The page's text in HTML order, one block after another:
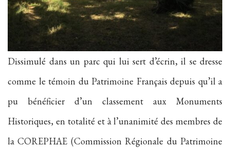
Dissimulé dans un parc qui lui sert d’écrin, il se dresse
comme le témoin du Patrimoine Français depuis qu’il a
pu bénéficier d’un classement aux Monuments
Historiques, en totalité et à l’unanimité des membres de
la COREPHAE (Commission Régionale du Patrimoine